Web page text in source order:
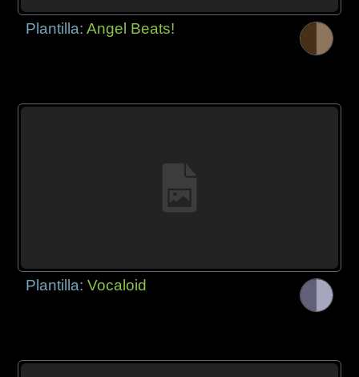
Plantilla:Angel Beats!
Plantilla:Vocaloid